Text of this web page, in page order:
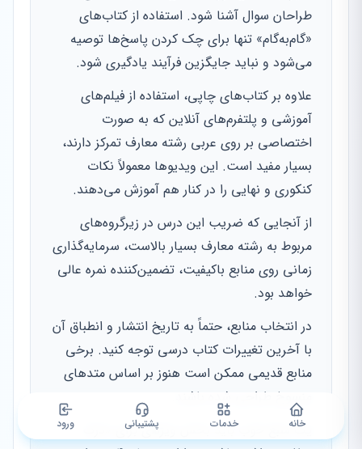
طراحان سوال آشنا شود. استفاده از کتاب‌های
«گام‌به‌گام» تنها برای چک کردن پاسخ‌ها توصیه
می‌شود و نباید جایگزین فرآیند یادگیری شود.
علاوه بر کتاب‌های چاپی، استفاده از فیلم‌های
آموزشی و پلتفرم‌های آنلاین که به صورت
اختصاصی بر روی عربی رشته معارف تمرکز دارند،
بسیار مفید است. این ویدیوها معمولاً نکات
کنکوری و نهایی را در کنار هم آموزش می‌دهند.
از آنجایی که ضریب این درس در زیرگروه‌های
مربوط به رشته معارف بسیار بالاست، سرمایه‌گذاری
زمانی روی منابع باکیفیت، تضمین‌کننده نمره عالی
خواهد بود.
در انتخاب منابع، حتماً به تاریخ انتشار و انطباق آن
با آخرین تغییرات کتاب درسی توجه کنید. برخی
منابع قدیمی ممکن است هنوز بر اساس متدهای
منسوخ طراحی شده باشند.
یک منبع خوب باید بخش ویژه‌ای برای «درک
خانه خدمات پشتیبانی ورود